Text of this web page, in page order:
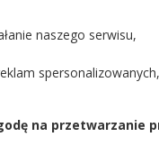
serii kremu
ta decyzja i jakie
naszego serwisu,
spersonalizowanych,
na przetwarzanie